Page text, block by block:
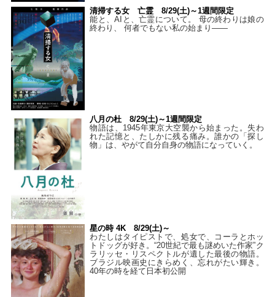
清掃する女 亡霊 8/29(土)～1週間限定
能と、AIと、亡霊について。 母の終わりは娘の
終わり、 何者でもない私の始まり――
八月の杜 8/29(土)～1週間限定
物語は、1945年東京大空襲から始まった。失わ
れた記憶と、たしかに残る痛み。誰かの「探し
物」は、やがて自分自身の物語になっていく。
星の時 4K 8/29(土)～
わたしはタイピストで、処⼥で、コーラとホッ
トドッグが好き。“20世紀で最も謎めいた作家”ク
ラリッセ・リスペクトルが遺した最後の物語。
ブラジル映画史にきらめく、忘れがたい輝き。
40年の時を経て⽇本初公開